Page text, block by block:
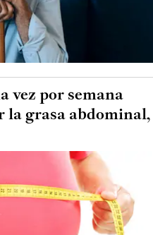
vez por semana
la grasa abdominal,